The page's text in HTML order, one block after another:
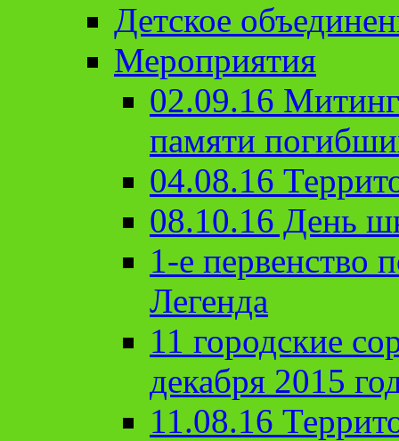
Детское
Мероприятия
02.09.16
памяти
04.08.16
08.10.16 День
1-е первенство
Легенда
11 городские
декабря 2015
11.08.16